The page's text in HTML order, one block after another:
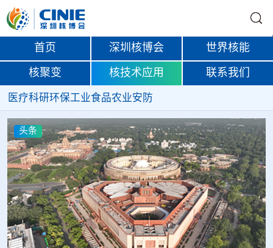
首页 深圳核博会 世界核能
核聚变 核技术应用 联系我们
医疗科研环保工业食品农业安防
头条